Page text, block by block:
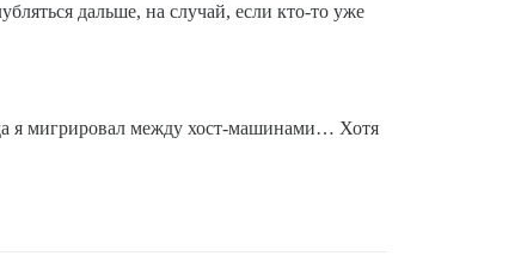
дальше, на случай, если кто-то уже
я мигрировал между хост-машинами… Хотя